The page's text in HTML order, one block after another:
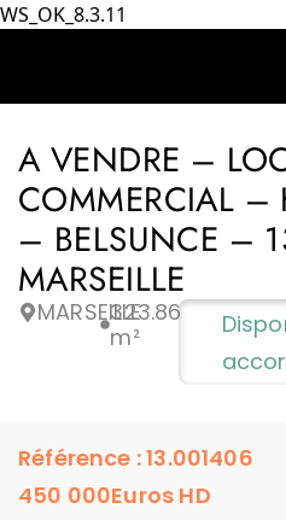
WS_OK_8.3.11
A VENDRE –
COMMERCIAL –
– BELSUNCE –
MARSEILLE
MARSEILLE323.86
m²
450 000Euros HD
Référence : 13.001406